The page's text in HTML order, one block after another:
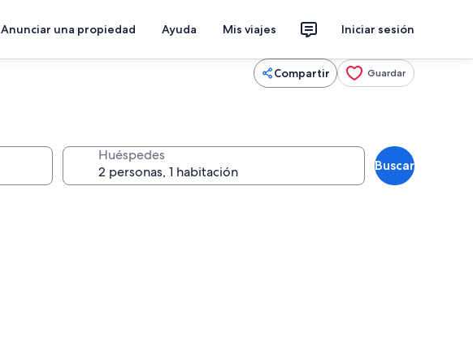
Anunciar una propiedad Ayuda Mis viajes Iniciar sesión
Compartir Guardar
Huéspedes
Buscar